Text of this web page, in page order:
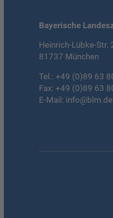
Bayerische
Heinrich-Lübke-Str.
81737 München
Tel.: +49 (0)89 63
Fax: +49 (0)89 63
E-Mail: info@blm.de